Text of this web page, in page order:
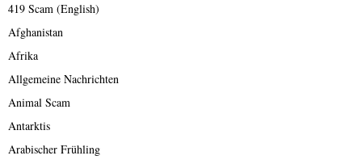
419 Scam (English)
Afghanistan
Afrika
Allgemeine Nachrichten
Animal Scam
Antarktis
Arabischer Frühling